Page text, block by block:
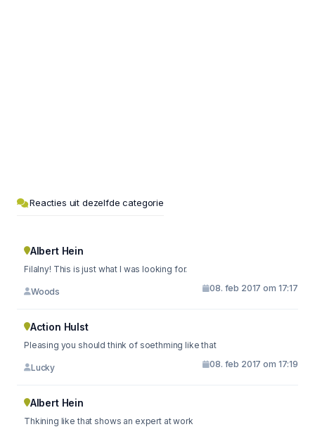
Reacties uit dezelfde categorie
Albert Hein
Filalny! This is just what I was looking for.
Woods 08. feb 2017 om 17:17
Action Hulst
Pleasing you should think of soethming like that
Lucky 08. feb 2017 om 17:19
Albert Hein
Thkining like that shows an expert at work